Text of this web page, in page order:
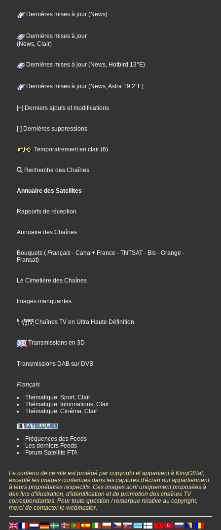
Dernières mises à jour (News)
Dernières mises à jour
(News, Clair)
Dernières mises à jour (News, Hotbird 13°E)
Dernières mises à jour (News, Astra 19,2°E)
[+] Derniers ajouts et modifications
[-] Dernières suppressions
Temporairement en clair (6)
Recherche des Chaînes
Annuaire des Satellites
Rapports de réception
Annuaire des Chaînes
Bouquets ( Français - Canal+ France - TNTSAT - Bis - Orange -
Fransat)
Le Cimetière des Chaînes
Images manquantes
Chaînes TV en Ultra Haute Définition
Transmissions en 3D
Transmissions DAB sur DVB
Français
Thématique: Sport, Clair
Thématique: Informations, Clair
Thématique: Cinéma, Clair
Fréquences des Feeds
Les derniers Feeds
Forum Satellite FTA
Le contenu de ce site est protégé par copyright et appartient à KingOfSat,
excepté les images contenues dans les captures d'écran qui appartiennent
à leurs propriétaires respectifs. Ces images sont uniquement proposées à
des fins d'illustration, d'identification et de promotion des chaînes TV
correspondantes. Pour toute question / remarque relative au copyright,
merci de contacter le webmaster.